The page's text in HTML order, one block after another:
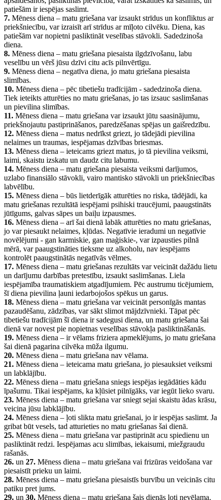
patiešām ir iespējas saslimt.
7. Mēness diena – matu griešana var izsaukt strīdus un konfliktus ar
priekšniecību, var izraisīt arī strīdus ar mīļoto cilvēku. Diena, kas
patiešām var nopietni pasliktināt veselības stāvokli. Sadedzinoša
diena.
8. Mēness diena – matu griešana piesaista ilgdzīvošanu, labu
veselību un vērš jūsu dzīvi citu acīs pilnvērtīgu.
9. Mēness diena – negatīva diena, jo matu griešana piesaista
slimības.
10. Mēness diena – pēc tibetiešu tradīcijām - sadedzinoša diena.
Tiek ieteikts atturēties no matu griešanas, jo tas izsauc saslimšanas
un pievilina slimības.
11. Mēness diena – matu griešana var izsaukt jūtu saasinājumu,
priekšnojautu pastiprināšanos, paredzēšanas spējas un gaišredzību.
12. Mēness diena – matus nedrīkst griezt, jo tādejādi pievilina
nelaimes un traumas, iespējamas dzīvības briesmas.
13. Mēness diena – ieteicams griezt matus, jo tā pievilina veiksmi,
laimi, skaistu izskatu un daudz citu labumu.
14. Mēness diena – matu griešana piesaista veiksmi darījumos,
uzlabo finansiālo stāvokli, vairo mantisko stāvokli un priekšniecības
labvēlību.
15. Mēness diena – būs lietderīgāk atturēties no riska, tādējādi, ka
matu griešanas rezultātā iespējami psihiski traucējumi, paaugstināts
jūtīgums, galvas sāpes un baiļu izpausmes.
16. Mēness diena – arī šai dienā labāk atturēties no matu griešanas,
jo var piesaukt nelaimes, kļūdas. Negatīvie ieradumi un negatīvie
novēlējumi - gan karmiskie, gan maģiskie-, var izpausties pilnā
mērā, var paaugstināties tieksme uz alkoholu, nav iespējams
kontrolēt paaugstinātās negatīvās vēlmes.
17. Mēness diena – matu griešanas rezultāts var veicināt dažādu lietu
un darījumu darbības pretestību, izsaukt saslimšanas. Liela
iespējamība traumatiskiem atgadījumiem. Pēc austrumu ticējumiem,
šī diena pievilina ļauni iedarbojošos spēkus un garus.
18. Mēness diena – matu griešana var veicināt personīgās mantas
pazaudēšanu, zādzības, var sākt slimot mājdzīvnieki. Tāpat pēc
tibetiešu tradīcijām šī diena ir sadegusi diena, un matu griešana šai
dienā var novest pie nopietnas veselības stāvokļa pasliktināšanās.
19. Mēness diena – ir vēlams friziera apmeklējums, jo matu griešana
šai dienā pagarina cilvēka mūža ilgumu.
20. Mēness diena – matu griešana nav vēlama.
21. Mēness diena – ieteicama matu griešana, jo piesauksiet veiksmi
un labklājību.
22. Mēness diena – matu griešana sniegs iespējas iegādāties kādu
īpašumu. Tikai iespējams, ka kļūsiet pilnīgāks, var iegūt lieko svaru.
23. Mēness diena – matu griešana var sniegt sejai skaistu ādas krāsu,
veicina jūsu labklājību.
24. Mēness diena – ļoti slikta matu griešanai, jo ir iespējas saslimt. Ja
gribat būt vesels, tad atturieties no matu griešanas šai dienā.
25. Mēness diena – matu griešana var pastiprināt acu spiedienu un
pasliktināt redzi. Iespējamas acu slimības, iekaisumi, miežgraudu
rašanās.
26. un 27. Mēness diena – matu griešana vai frizūras veidošana var
piesaistīt prieku un laimi.
28. Mēness diena – matu griešana piesaistīs burvību un veicinās citu
patiku pret jums.
29. un 30. Mēness diena – matu griešana šais dienās ļoti nevēlama,